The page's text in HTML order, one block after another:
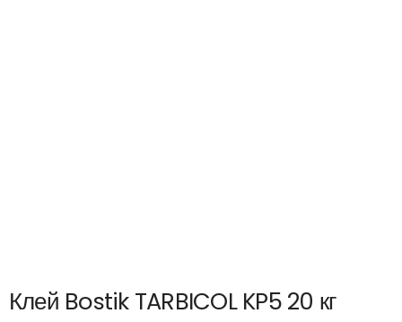
Клей Bostik TARBICOL KP5 20 кг